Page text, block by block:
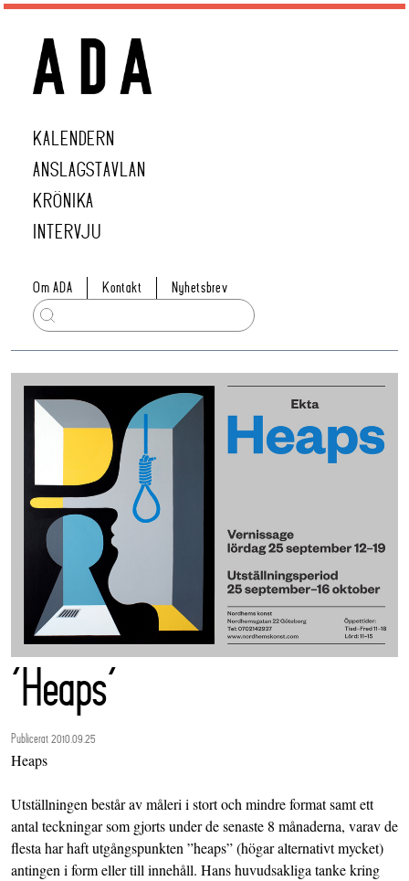
KALENDERN
ANSLAGSTAVLAN
KRÖNIKA
INTERVJU
Om ADA Kontakt Nyhetsbrev
‘Heaps’
Publicerat 2010.09.25
Heaps
Utställningen består av måleri i stort och mindre format samt ett
antal teckningar som gjorts under de senaste 8 månaderna, varav de
flesta har haft utgångspunkten ”heaps” (högar alternativt mycket)
antingen i form eller till innehåll. Hans huvudsakliga tanke kring